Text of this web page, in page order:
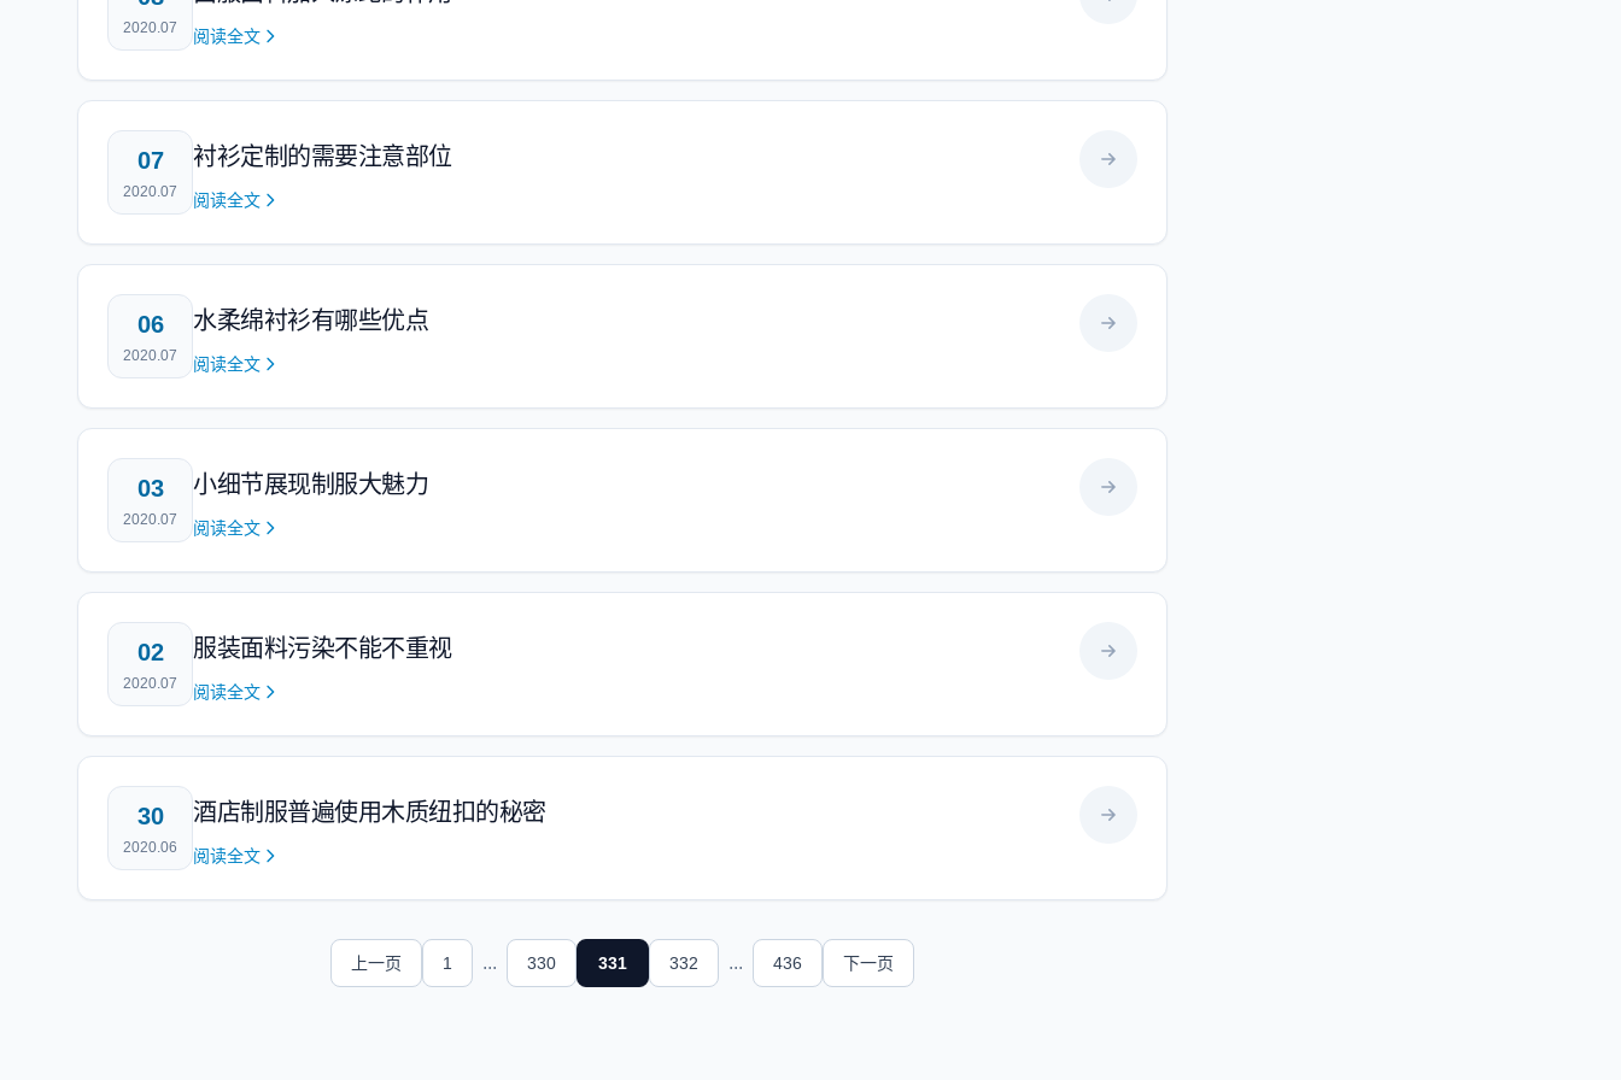
2020.07 阅读全文
07
2020.07
衬衫定制的需要注意部位
阅读全文
06
2020.07
水柔绵衬衫有哪些优点
阅读全文
03
2020.07
小细节展现制服大魅力
阅读全文
02
2020.07
服装面料污染不能不重视
阅读全文
30
2020.06
酒店制服普遍使用木质纽扣的秘密
阅读全文
上一页 1 ... 330 331 332 ... 436 下一页